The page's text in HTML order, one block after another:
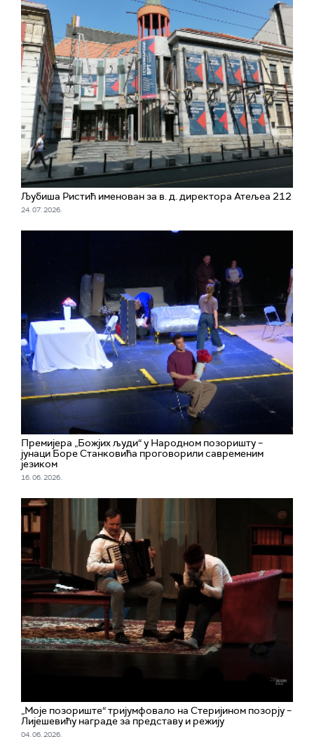
Љубиша Ристић именован за в. д. директора Атељеа 212
24. 07. 2026.
Премијера „Божјих људи“ у Народном позоришту –
јунаци Боре Станковића проговорили савременим
језиком
16. 06. 2026.
„Моје позориште“ тријумфовало на Стеријином позорју –
Лијешевићу награде за представу и режију
04. 06. 2026.